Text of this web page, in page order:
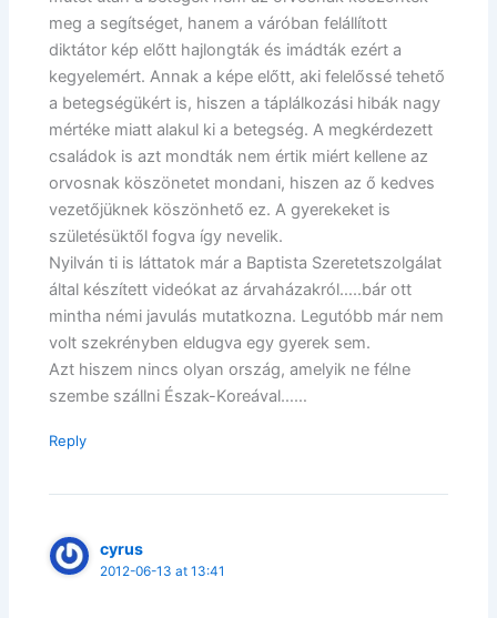
meg a segítséget, hanem a váróban felállított
diktátor kép előtt hajlongták és imádták ezért a
kegyelemért. Annak a képe előtt, aki felelőssé tehető
a betegségükért is, hiszen a táplálkozási hibák nagy
mértéke miatt alakul ki a betegség. A megkérdezett
családok is azt mondták nem értik miért kellene az
orvosnak köszönetet mondani, hiszen az ő kedves
vezetőjüknek köszönhető ez. A gyerekeket is
születésüktől fogva így nevelik.
Nyilván ti is láttatok már a Baptista Szeretetszolgálat
által készített videókat az árvaházakról…..bár ott
mintha némi javulás mutatkozna. Legutóbb már nem
volt szekrényben eldugva egy gyerek sem.
Azt hiszem nincs olyan ország, amelyik ne félne
szembe szállni Észak-Koreával……
Reply
cyrus
2012-06-13 at 13:41